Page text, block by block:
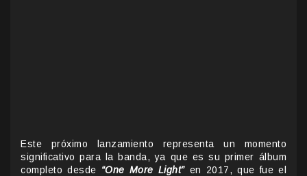
Este próximo lanzamiento representa un momento
significativo para la banda, ya que es su primer álbum
completo desde “One More Light”en 2017, que fue el